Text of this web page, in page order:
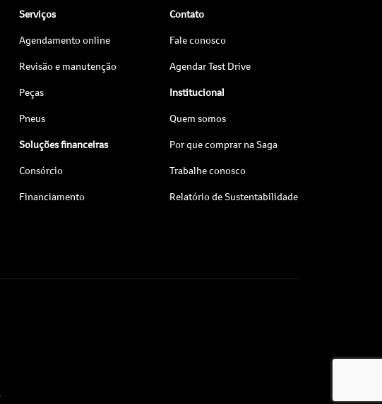
Serviços
Agendamento online
Revisão e manutenção
Peças
Pneus
Soluções financeiras
Consórcio
Financiamento
Contato
Fale conosco
Agendar Test Drive
Institucional
Quem somos
Por que comprar na Saga
Trabalhe conosco
Relatório de Sustentabilidade